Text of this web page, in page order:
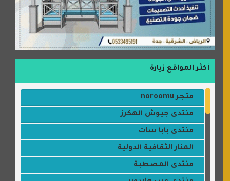
أكثر المواقع زيارة
متجر noroomu
منتدى جيوش الهكرز
منتدى بابا سات
المنار الثقافية الدولية
منتدى المصطبة